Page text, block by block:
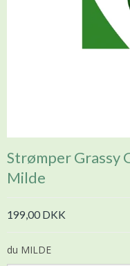
Strømper Grassy
Milde
199,00 DKK
du MILDE